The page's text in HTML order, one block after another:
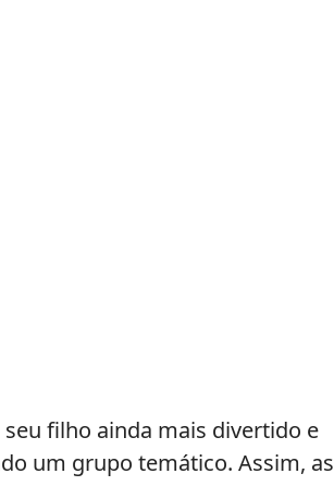
filho ainda mais divertido e
um grupo temático. Assim, as